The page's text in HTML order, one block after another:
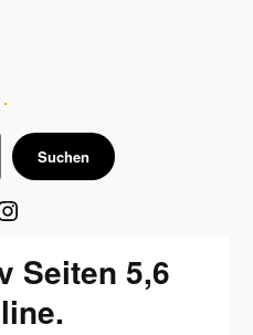
Suchen
Seiten 5,6